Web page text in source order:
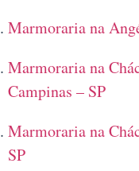
Marmoraria na
Marmoraria na
Campinas – SP
Marmoraria na
SP